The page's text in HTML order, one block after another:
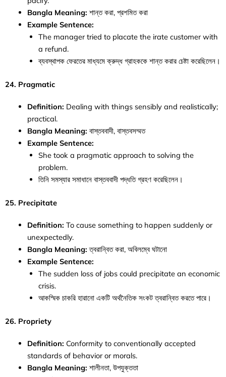
Bangla Meaning: শান্ত করা, প্রশমিত করা
Example Sentence:
The manager tried to placate the irate customer with
a refund.
ব্যবস্থাপক ফেরতের মাধ্যমে ক্রুদ্ধ গ্রাহককে শান্ত করার চেষ্টা করেছিলেন।
24. Pragmatic
Definition: Dealing with things sensibly and realistically;
practical.
Bangla Meaning: বাস্তববাদী, বাস্তবসম্মত
Example Sentence:
She took a pragmatic approach to solving the
problem.
তিনি সমস্যার সমাধানে বাস্তববাদী পদ্ধতি গ্রহণ করেছিলেন।
25. Precipitate
Definition: To cause something to happen suddenly or
unexpectedly.
Bangla Meaning: ত্বরান্বিত করা, অবিলম্বে ঘটানো
Example Sentence:
The sudden loss of jobs could precipitate an economic
crisis.
আকস্মিক চাকরি হারানো একটি অর্থনৈতিক সংকট ত্বরান্বিত করতে পারে।
26. Propriety
Definition: Conformity to conventionally accepted
standards of behavior or morals.
Bangla Meaning: শালীনতা, উপযুক্ততা